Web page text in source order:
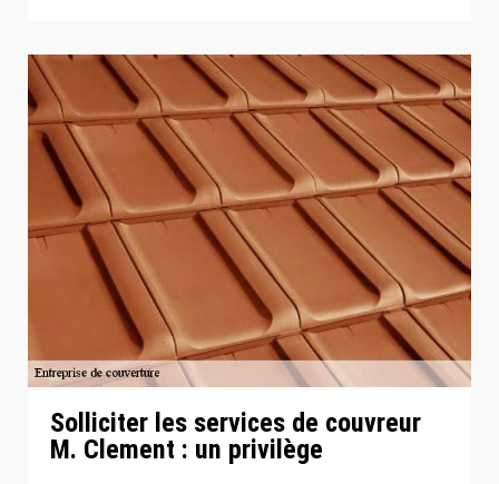
Solliciter les services de couvreur
M. Clement : un privilège